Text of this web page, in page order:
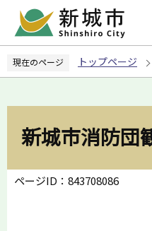
ペ
の
現在のページ トップページ
新城市消防団
ページID：843708086